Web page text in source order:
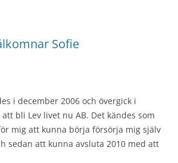
Sofie
i december 2006 och övergick i
bli Lev livet nu AB. Det kändes som
mig att kunna börja försörja mig själv
sedan att kunna avsluta 2010 med att